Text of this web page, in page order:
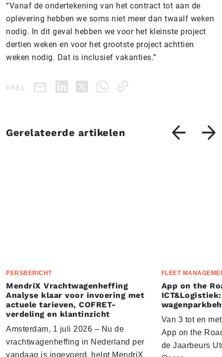
“Vanaf de ondertekening van het contract tot aan de
oplevering hebben we soms niet meer dan twaalf weken
nodig. In dit geval hebben we voor het kleinste project
dertien weken en voor het grootste project achttien
weken nodig. Dat is inclusief vakanties.”
DEEL
Gerelateerde artikelen
PERSBERICHT
MendriX Vrachtwagenheffing
Analyse klaar voor invoering met
actuele tarieven, COFRET-
verdeling en klantinzicht
Amsterdam, 1 juli 2026 – Nu de
vrachtwagenheffing in Nederland per
vandaag is ingevoerd, helpt MendriX
FLEET
App on the
Van 3 tot en
App on the
de Jaarbeurs